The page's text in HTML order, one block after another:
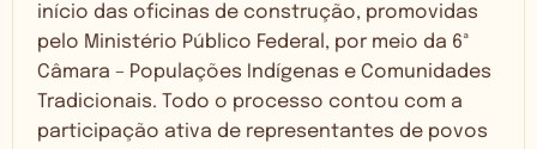
início das oficinas de construção, promovidas
pelo Ministério Público Federal, por meio da 6ª
Câmara – Populações Indígenas e Comunidades
Tradicionais. Todo o processo contou com a
participação ativa de representantes de povos